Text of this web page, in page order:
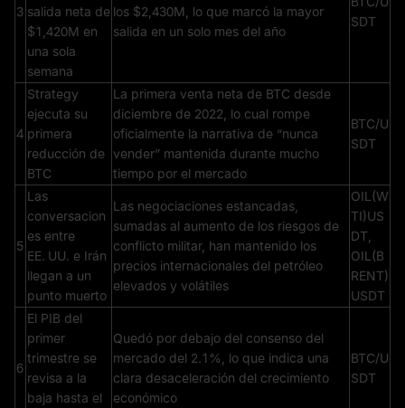
3 salida neta de
$1,420M en
una sola
semana
los $2,430M, lo que marcó la mayor
salida en un solo mes del año
SDT
4
Strategy
ejecuta su
primera
reducción de
BTC
La primera venta neta de BTC desde
diciembre de 2022, lo cual rompe
oficialmente la narrativa de “nunca
vender” mantenida durante mucho
tiempo por el mercado
BTC/U
SDT
5
Las
conversacion
es entre
EE. UU. e Irán
llegan a un
punto muerto
Las negociaciones estancadas,
sumadas al aumento de los riesgos de
conflicto militar, han mantenido los
precios internacionales del petróleo
elevados y volátiles
OIL(W
TI)US
DT,
OIL(B
RENT)
USDT
6
El PIB del
primer
trimestre se
revisa a la
baja hasta el
Quedó por debajo del consenso del
mercado del 2.1%, lo que indica una
clara desaceleración del crecimiento
económico
BTC/U
SDT